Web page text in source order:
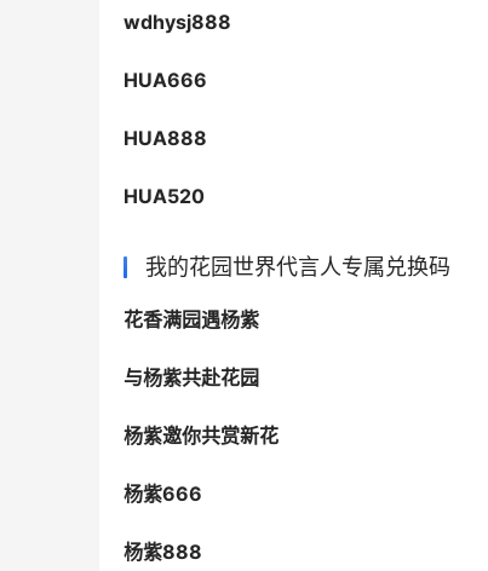
wdhysj888
HUA666
HUA888
HUA520
我的花园世界代言人专属兑换码
花香满园遇杨紫
与杨紫共赴花园
杨紫邀你共赏新花
杨紫666
杨紫888